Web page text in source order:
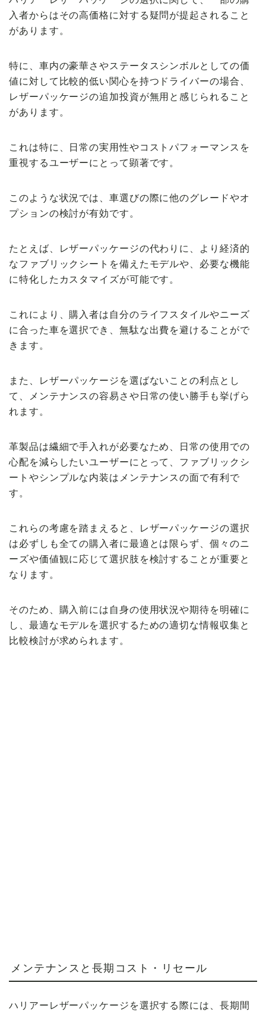
入者からはその高価格に対する疑問が提起されること
があります。
特に、車内の豪華さやステータスシンボルとしての価
値に対して比較的低い関心を持つドライバーの場合、
レザーパッケージの追加投資が無用と感じられること
があります。
これは特に、日常の実用性やコストパフォーマンスを
重視するユーザーにとって顕著です。
このような状況では、車選びの際に他のグレードやオ
プションの検討が有効です。
たとえば、レザーパッケージの代わりに、より経済的
なファブリックシートを備えたモデルや、必要な機能
に特化したカスタマイズが可能です。
これにより、購入者は自分のライフスタイルやニーズ
に合った車を選択でき、無駄な出費を避けることがで
きます。
また、レザーパッケージを選ばないことの利点とし
て、メンテナンスの容易さや日常の使い勝手も挙げら
れます。
革製品は繊細で手入れが必要なため、日常の使用での
心配を減らしたいユーザーにとって、ファブリックシ
ートやシンプルな内装はメンテナンスの面で有利で
す。
これらの考慮を踏まえると、レザーパッケージの選択
は必ずしも全ての購入者に最適とは限らず、個々のニ
ーズや価値観に応じて選択肢を検討することが重要と
なります。
そのため、購入前には自身の使用状況や期待を明確に
し、最適なモデルを選択するための適切な情報収集と
比較検討が求められます。
メンテナンスと長期コスト・リセール
ハリアーレザーパッケージを選択する際には、長期間